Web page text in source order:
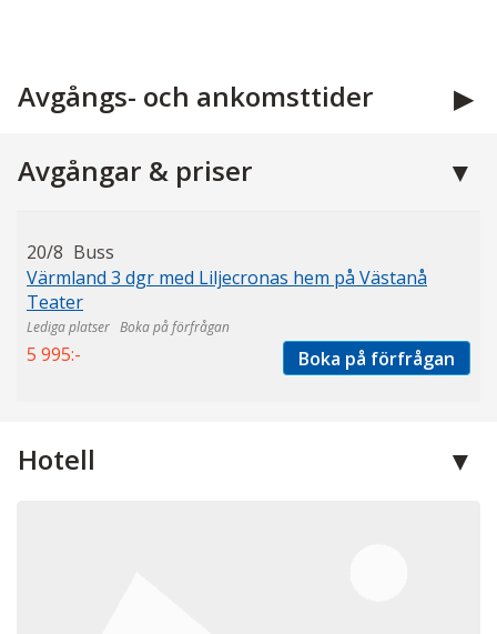
Avgångs- och ankomsttider
Avgångar & priser
20/8 Buss
Värmland 3 dgr med Liljecronas hem på Västanå
Teater
Boka på förfrågan
5 995:- Boka på förfrågan
Hotell